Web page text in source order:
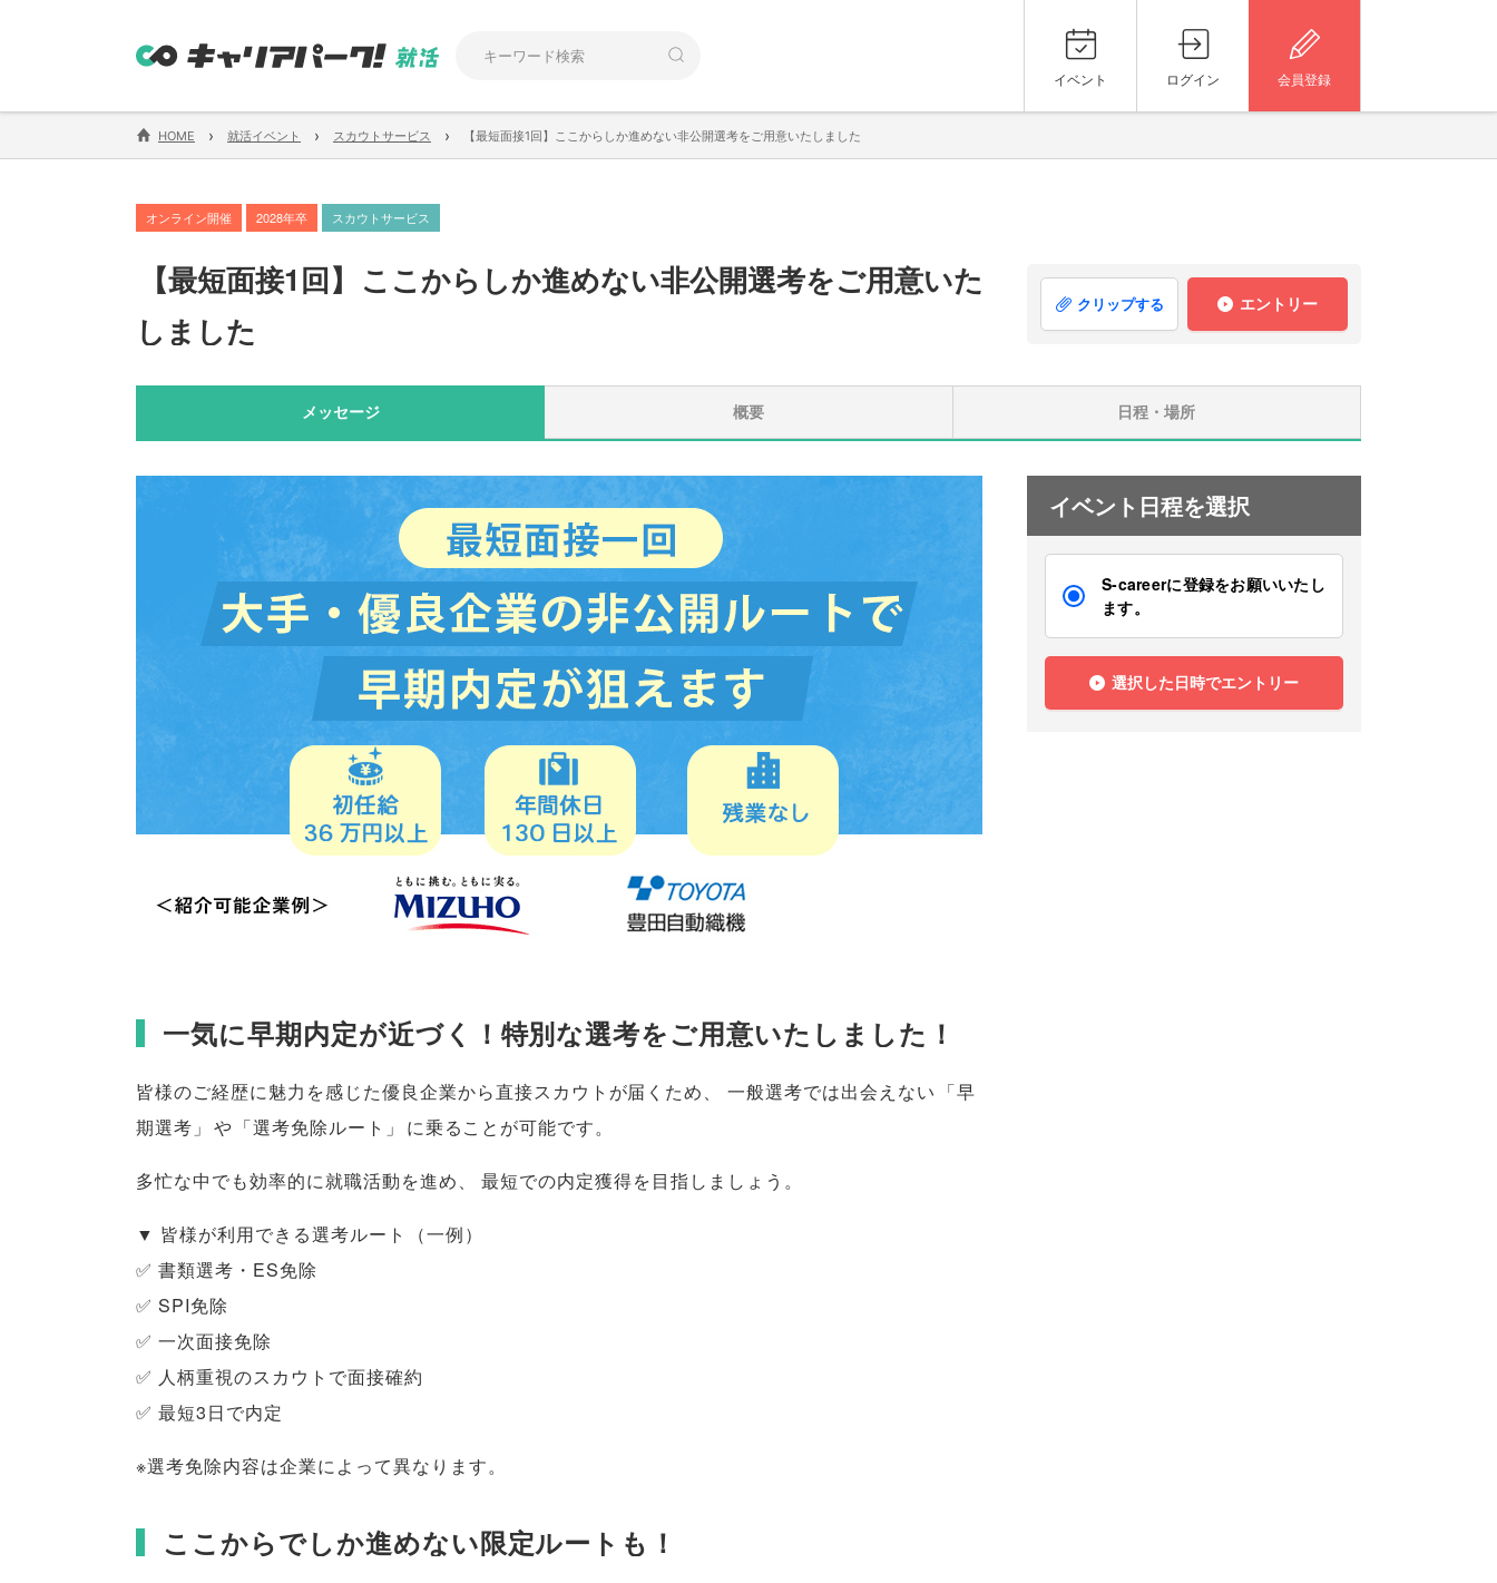
イベント ログイン 会員登録
HOME › 就活イベント › スカウトサービス › 【最短面接1回】ここからしか進めない非公開選考をご用意いたしました
オンライン開催 2028年卒 スカウトサービス
【最短面接1回】 ここからしか進めない非公開選考をご用意いた
しました
クリップする エントリー
メッセージ 概要 日程・場所
一気に早期内定が近づく！特別な選考をご用意いたしました！
皆様のご経歴に魅力を感じた優良企業から直接スカウトが届くため、 一般選考では出会えない 「早
期選考 」 や 「選考免除ルート 」 に乗ることが可能です。
多忙な中でも効率的に就職活動を進め、 最短での内定獲得を目指しましょう 。
▼ 皆様が利用できる選考ルート （一例）
✅ 書類選考・ES免除
✅ SPI免除
✅ 一次面接免除
✅ 人柄重視のスカウトで面接確約
✅ 最短3日で内定
※選考免除内容は企業によって異なります。
ここからでしか進めない限定ルートも！
イベント日程を選択
S-careerに登録をお願いいたし
ます。
選択した日時でエントリー